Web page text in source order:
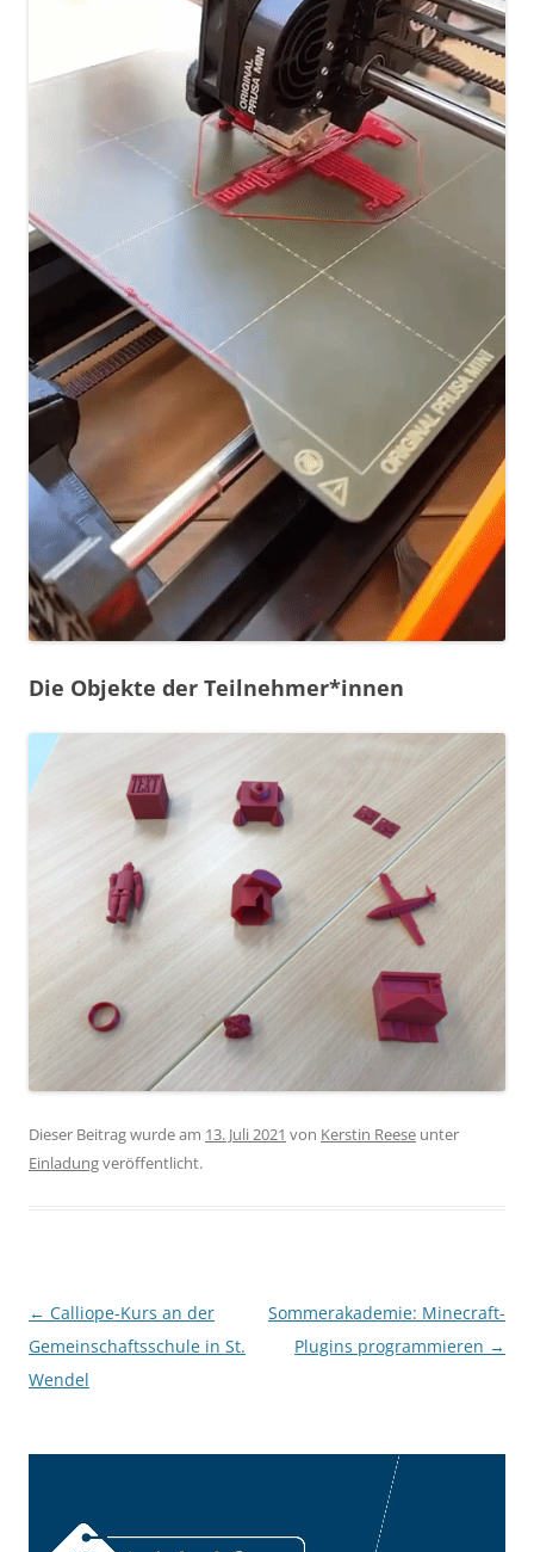
Die Objekte der Teilnehmer*innen
Dieser Beitrag wurde am 13. Juli 2021 von Kerstin Reese unter
Einladungveröffentlicht.
Beitragsnavigation
← Calliope-Kurs an der
Gemeinschaftsschule in St.
Wendel
Sommerakademie: Minecraft-
Plugins programmieren →